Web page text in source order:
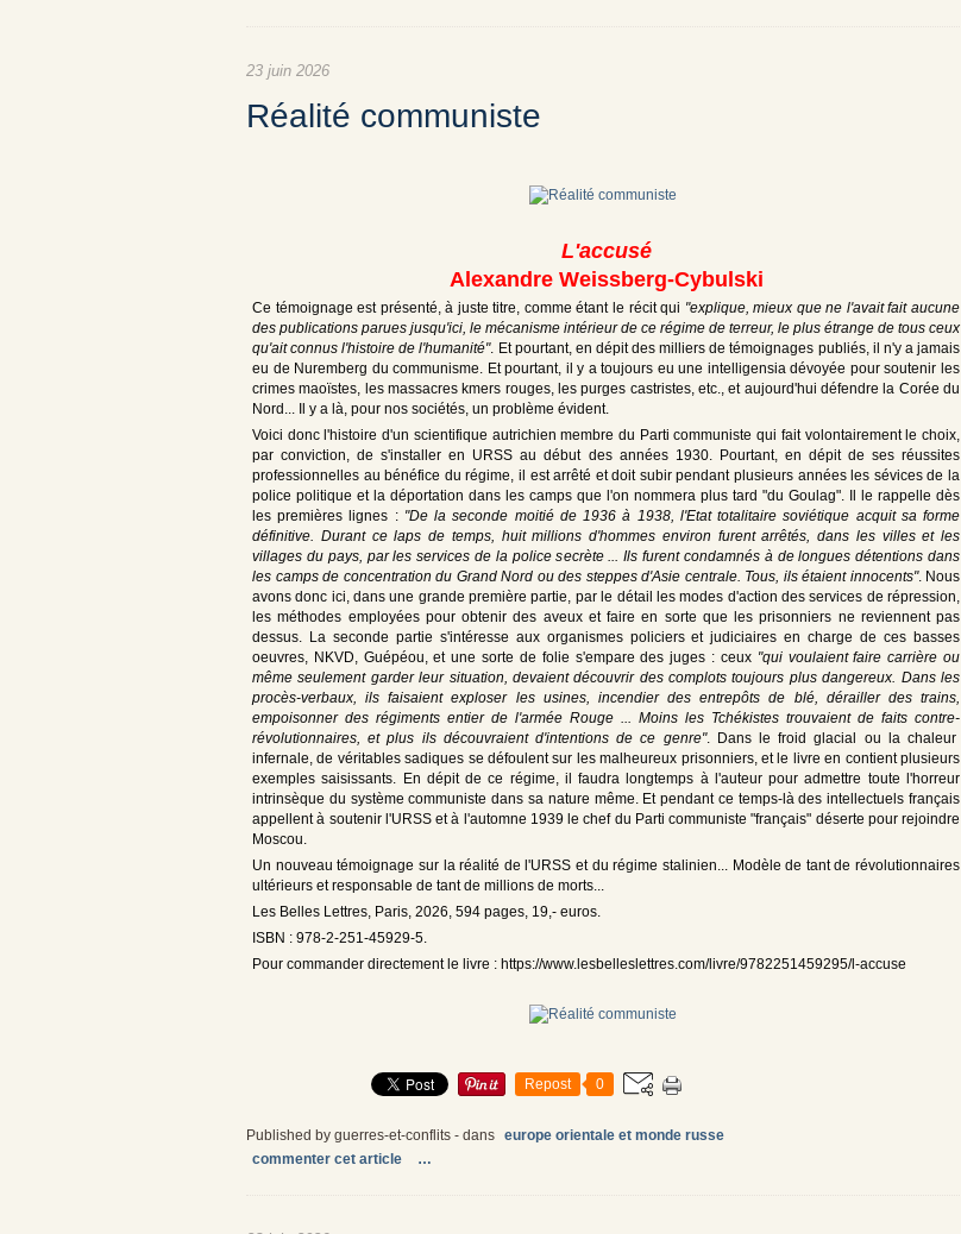
23 juin 2026
Réalité communiste
L'accusé
Alexandre Weissberg-Cybulski
Ce témoignage est présenté, à juste titre, comme étant le récit qui "explique, mieux que ne l'avait fait aucune
des publications parues jusqu'ici, le mécanisme intérieur de ce régime de terreur, le plus étrange de tous ceux
qu'ait connus l'histoire de l'humanité". Et pourtant, en dépit des milliers de témoignages publiés, il n'y a jamais
eu de Nuremberg du communisme. Et pourtant, il y a toujours eu une intelligensia dévoyée pour soutenir les
crimes maoïstes, les massacres kmers rouges, les purges castristes, etc., et aujourd'hui défendre la Corée du
Nord... Il y a là, pour nos sociétés, un problème évident.
Voici donc l'histoire d'un scientifique autrichien membre du Parti communiste qui fait volontairement le choix,
par conviction, de s'installer en URSS au début des années 1930. Pourtant, en dépit de ses réussites
professionnelles au bénéfice du régime, il est arrêté et doit subir pendant plusieurs années les sévices de la
police politique et la déportation dans les camps que l'on nommera plus tard "du Goulag". Il le rappelle dès
les premières lignes : "De la seconde moitié de 1936 à 1938, l'Etat totalitaire soviétique acquit sa forme
définitive. Durant ce laps de temps, huit millions d'hommes environ furent arrêtés, dans les villes et les
villages du pays, par les services de la police secrète ... Ils furent condamnés à de longues détentions dans
les camps de concentration du Grand Nord ou des steppes d'Asie centrale. Tous, ils étaient innocents". Nous
avons donc ici, dans une grande première partie, par le détail les modes d'action des services de répression,
les méthodes employées pour obtenir des aveux et faire en sorte que les prisonniers ne reviennent pas
dessus. La seconde partie s'intéresse aux organismes policiers et judiciaires en charge de ces basses
oeuvres, NKVD, Guépéou, et une sorte de folie s'empare des juges : ceux "qui voulaient faire carrière ou
même seulement garder leur situation, devaient découvrir des complots toujours plus dangereux. Dans les
procès-verbaux, ils faisaient exploser les usines, incendier des entrepôts de blé, dérailler des trains,
empoisonner des régiments entier de l'armée Rouge ... Moins les Tchékistes trouvaient de faits contre-
révolutionnaires, et plus ils découvraient d'intentions de ce genre". Dans le froid glacial ou la chaleur
infernale, de véritables sadiques se défoulent sur les malheureux prisonniers, et le livre en contient plusieurs
exemples saisissants. En dépit de ce régime, il faudra longtemps à l'auteur pour admettre toute l'horreur
intrinsèque du système communiste dans sa nature même. Et pendant ce temps-là des intellectuels français
appellent à soutenir l'URSS et à l'automne 1939 le chef du Parti communiste "français" déserte pour rejoindre
Moscou.
Un nouveau témoignage sur la réalité de l'URSS et du régime stalinien... Modèle de tant de révolutionnaires
ultérieurs et responsable de tant de millions de morts...
Les Belles Lettres, Paris, 2026, 594 pages, 19,- euros.
ISBN : 978-2-251-45929-5.
Pour commander directement le livre : https://www.lesbelleslettres.com/livre/9782251459295/l-accuse
Repost 0
Published by guerres-et-conflits - dans europe orientale et monde russe
commenter cet article
…